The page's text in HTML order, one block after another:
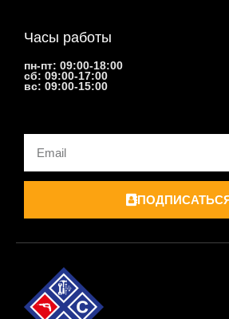
Часы работы
пн-пт: 09:00-18:00
сб: 09:00-17:00
вс: 09:00-15:00
ПОДПИСАТЬСЯ